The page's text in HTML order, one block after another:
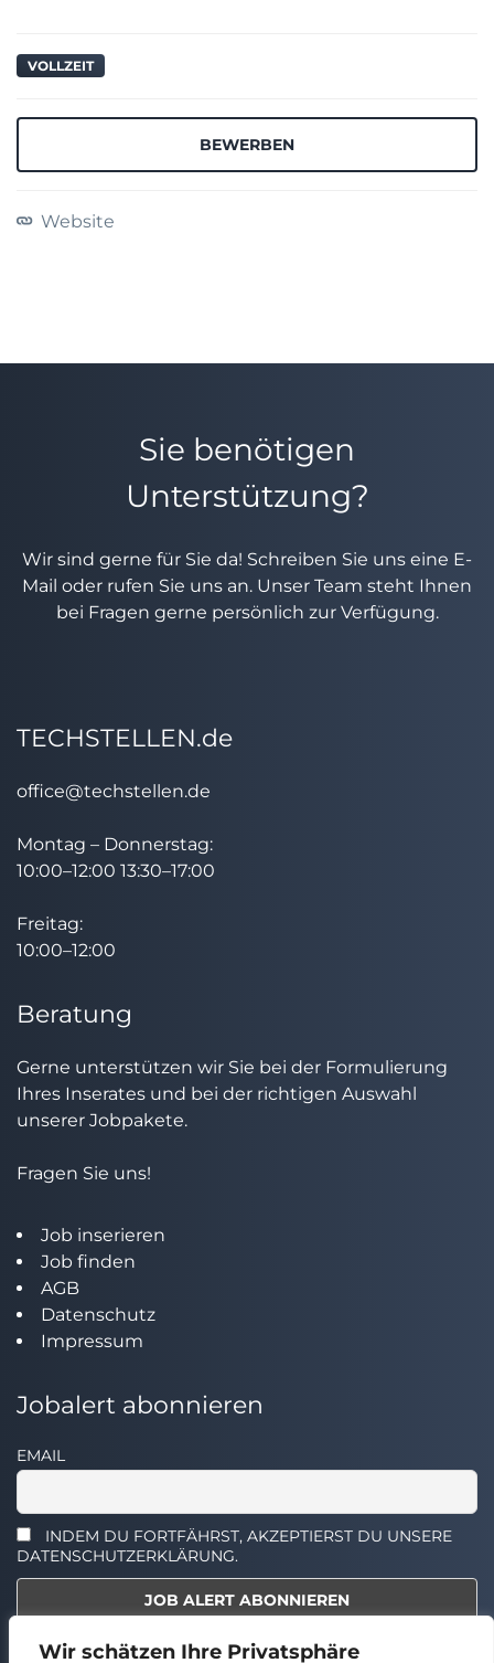
Wir schätzen Ihre Privatsphäre
VOLLZEIT
BEWERBEN
Website
Sie benötigen
Unterstützung?
Wir sind gerne für Sie da! Schreiben Sie uns eine E-
Mail oder rufen Sie uns an. Unser Team steht Ihnen
bei Fragen gerne persönlich zur Verfügung.
TECHSTELLEN.de
office@techstellen.de
Montag – Donnerstag:
10:00–12:00 13:30–17:00
Freitag:
10:00–12:00
Beratung
Gerne unterstützen wir Sie bei der Formulierung
Ihres Inserates und bei der richtigen Auswahl
unserer Jobpakete.
Fragen Sie uns!
Job inserieren
Job finden
AGB
Datenschutz
Impressum
Jobalert abonnieren
EMAIL
INDEM DU FORTFÄHRST, AKZEPTIERST DU UNSERE
DATENSCHUTZERKLÄRUNG.